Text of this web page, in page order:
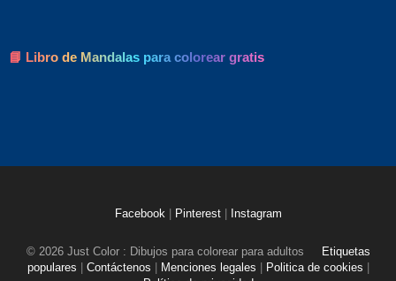
📘 Libro de Mandalas para colorear gratis
Facebook Pinterest Instagram
© 2026 Just Color : Dibujos para colorear para adultos
Etiquetas
populares
Contáctenos Menciones legales Politica de cookies